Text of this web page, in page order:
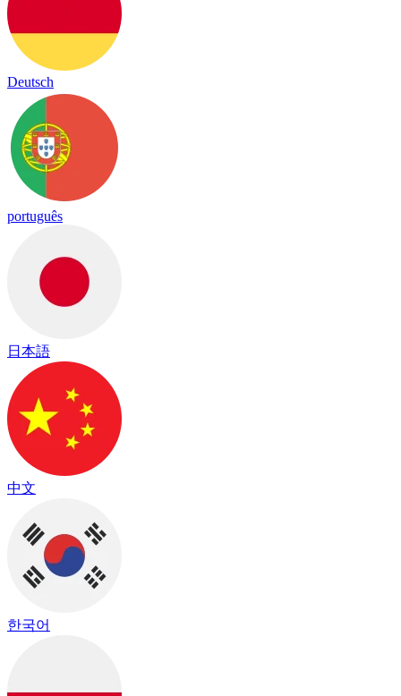
Deutsch
português
日本語
中文
한국어